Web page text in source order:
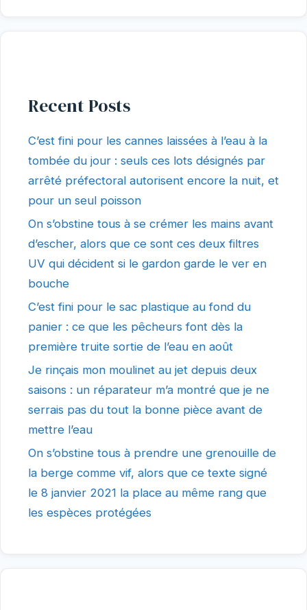
Recent Posts
C’est fini pour les cannes laissées à l’eau à la
tombée du jour : seuls ces lots désignés par
arrêté préfectoral autorisent encore la nuit, et
pour un seul poisson
On s’obstine tous à se crémer les mains avant
d’escher, alors que ce sont ces deux filtres
UV qui décident si le gardon garde le ver en
bouche
C’est fini pour le sac plastique au fond du
panier : ce que les pêcheurs font dès la
première truite sortie de l’eau en août
Je rinçais mon moulinet au jet depuis deux
saisons : un réparateur m’a montré que je ne
serrais pas du tout la bonne pièce avant de
mettre l’eau
On s’obstine tous à prendre une grenouille de
la berge comme vif, alors que ce texte signé
le 8 janvier 2021 la place au même rang que
les espèces protégées